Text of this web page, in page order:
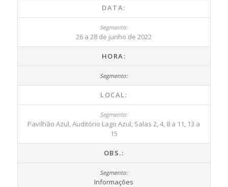
DATA:
26 a 28 de junho de 2022
HORA:
LOCAL:
Pavilhão Azul, Auditório Lago Azul, Salas 2, 4, 8 a 11, 13 a
15
OBS.:
Informações